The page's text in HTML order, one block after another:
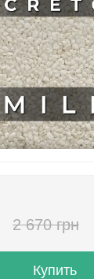
2 670 грн
Купить